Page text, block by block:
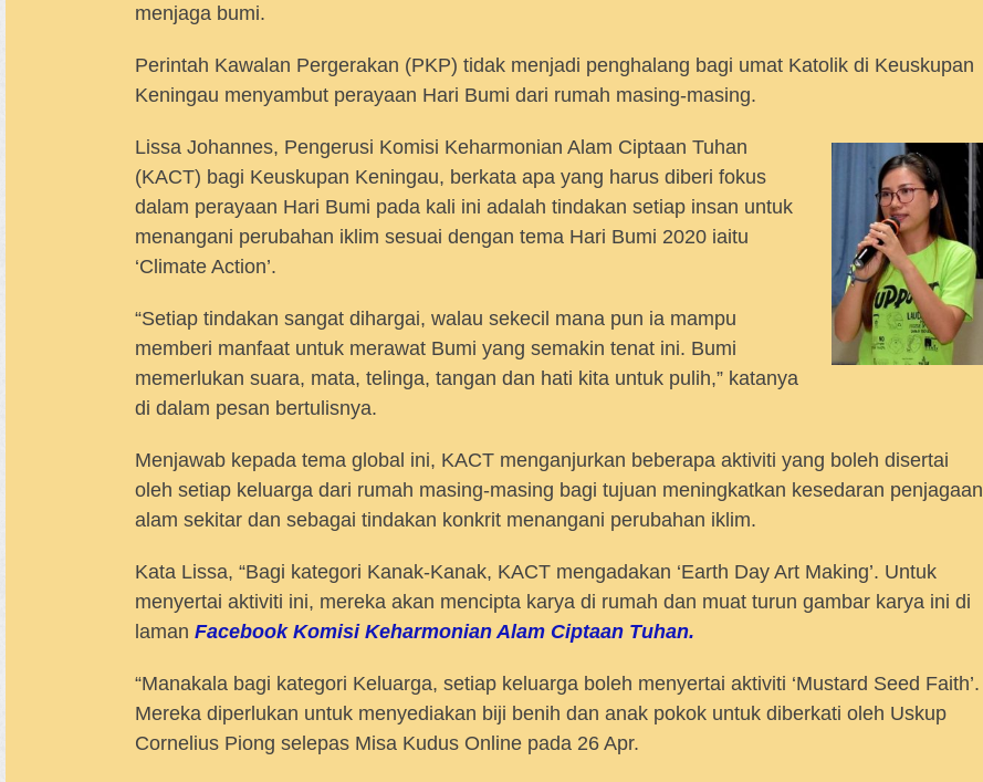
menjaga bumi.
Perintah Kawalan Pergerakan (PKP) tidak menjadi penghalang bagi umat Katolik di Keuskupan
Keningau menyambut perayaan Hari Bumi dari rumah masing-masing.
Lissa Johannes, Pengerusi Komisi Keharmonian Alam Ciptaan Tuhan
(KACT) bagi Keuskupan Keningau, berkata apa yang harus diberi fokus
dalam perayaan Hari Bumi pada kali ini adalah tindakan setiap insan untuk
menangani perubahan iklim sesuai dengan tema Hari Bumi 2020 iaitu
‘Climate Action’.
“Setiap tindakan sangat dihargai, walau sekecil mana pun ia mampu
memberi manfaat untuk merawat Bumi yang semakin tenat ini. Bumi
memerlukan suara, mata, telinga, tangan dan hati kita untuk pulih,” katanya
di dalam pesan bertulisnya.
Menjawab kepada tema global ini, KACT menganjurkan beberapa aktiviti yang boleh disertai
oleh setiap keluarga dari rumah masing-masing bagi tujuan meningkatkan kesedaran penjagaan
alam sekitar dan sebagai tindakan konkrit menangani perubahan iklim.
Kata Lissa, “Bagi kategori Kanak-Kanak, KACT mengadakan ‘Earth Day Art Making’. Untuk
menyertai aktiviti ini, mereka akan mencipta karya di rumah dan muat turun gambar karya ini di
laman Facebook Komisi Keharmonian Alam Ciptaan Tuhan.
“Manakala bagi kategori Keluarga, setiap keluarga boleh menyertai aktiviti ‘Mustard Seed Faith’.
Mereka diperlukan untuk menyediakan biji benih dan anak pokok untuk diberkati oleh Uskup
Cornelius Piong selepas Misa Kudus Online pada 26 Apr.